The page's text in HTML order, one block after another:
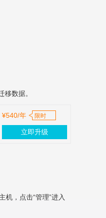
数据。
¥540/年 限时
立即升级
机，点击“管理”进入